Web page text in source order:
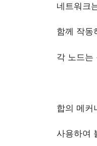
네트워크
함께 작동
각 노드는
합의 메커
사용하여